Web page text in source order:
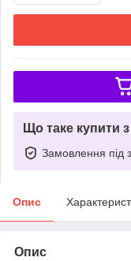
Що таке купити
Замовлення під
Опис
Опис